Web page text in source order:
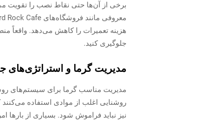
برخی از آن‌ها حتی نقاط نصب را تقویت
هزینه تعمیرات را کاهش می‌دهد. واقعاً
جلوگیری کنید.
مدیریت گرما و استراتژی‌های
مدیریت مناسب گرما برای سیستم‌های
روشنایی اغلب از موادی استفاده می‌کنند